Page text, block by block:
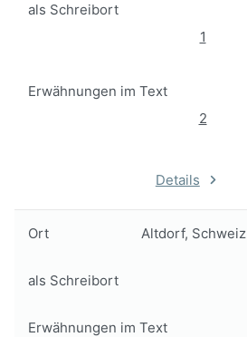
als Schreibort
1
Erwähnungen im Text
2
Details
Ort Altdorf, Schweiz
als Schreibort
Erwähnungen im Text